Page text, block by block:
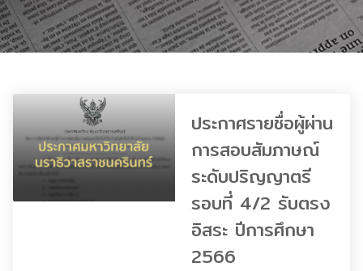
ประกาศรายชื่อผู้ผ่าน
การสอบสัมภาษณ์
ระดับปริญญาตรี
รอบที่ 4/2 รับตรง
อิสระ ปีการศึกษา
2566